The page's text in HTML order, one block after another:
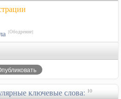
[Ободрение]
ключевые слова: 10